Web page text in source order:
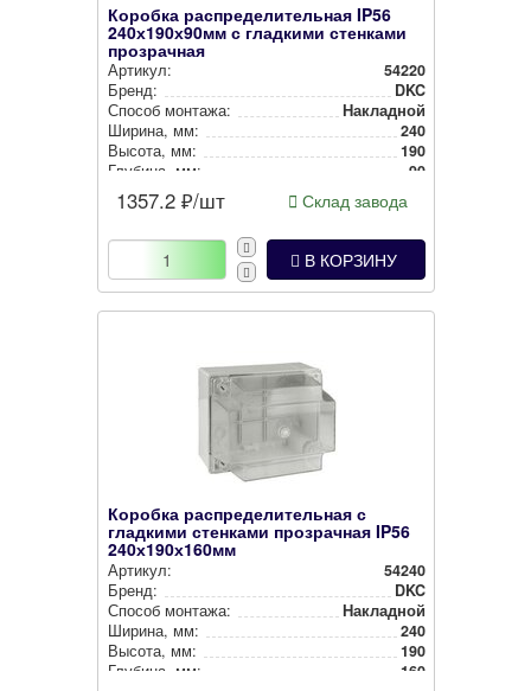
Коробка распределительная IP56
240х190х90мм с гладкими стенками
прозрачная
Артикул:
54220
Бренд:
DKC
Способ монтажа:
Накладной
Ширина, мм:
240
Высота, мм:
190
Глубина, мм:
90
Степень защиты:
Цвет:
Серый
1357.2 ₽/шт Склад завода
В КОРЗИНУ
Коробка распределительная с
гладкими стенками прозрачная IP56
240х190х160мм
Артикул:
54240
Бренд:
DKC
Способ монтажа:
Накладной
Ширина, мм:
240
Высота, мм:
190
Глубина, мм:
160